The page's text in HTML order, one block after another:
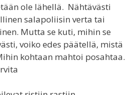
ole lähellä. Nähtävästi
salapoliisin verta tai
Mutta se kuti, mihin se
voiko edes päätellä, mistä
kohtaan mahtoi posahtaa.